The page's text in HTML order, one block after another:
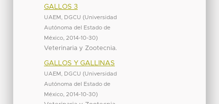
GALLOS 3
UAEM, DGCU (Universidad
Autónoma del Estado de
México, 2014-10-30)
Veterinaria y Zootecnia.
GALLOS Y GALLINAS
UAEM, DGCU (Universidad
Autónoma del Estado de
México, 2014-10-30)